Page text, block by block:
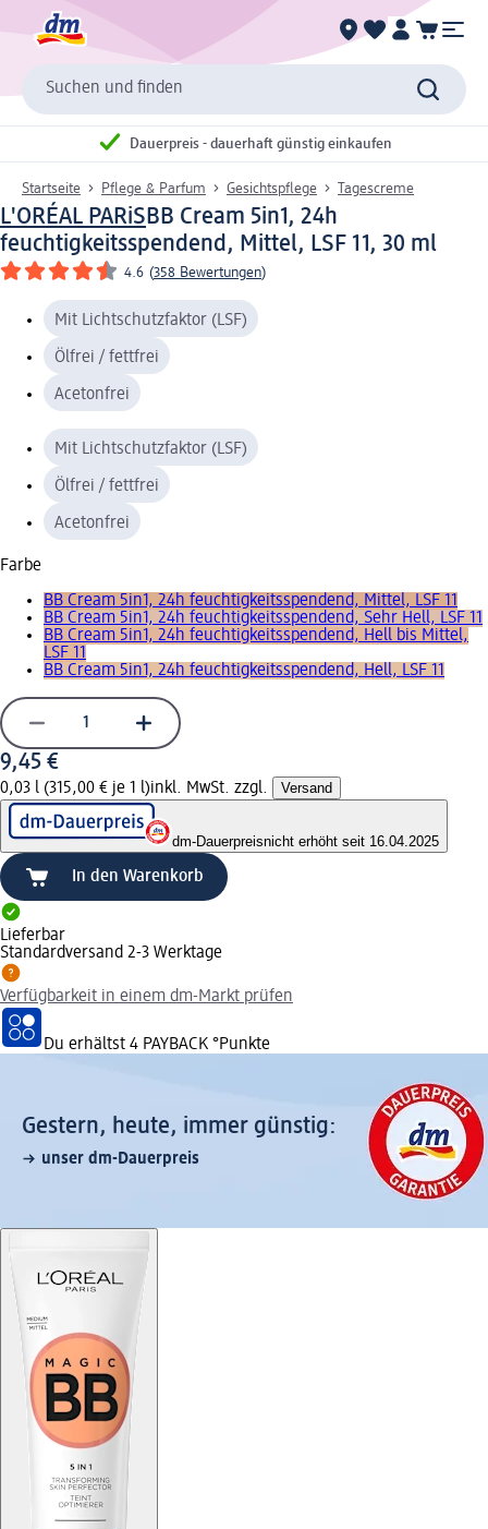
Suchen und finden
Dauerpreis - dauerhaft günstig einkaufen
Startseite Pflege & Parfum Gesichtspflege Tagescreme
L'ORÉAL PARiSBB Cream 5in1, 24h
feuchtigkeitsspendend, Mittel, LSF 11, 30 ml
4.6 (358 Bewertungen)
Mit Lichtschutzfaktor (LSF)
Ölfrei / fettfrei
Acetonfrei
Mit Lichtschutzfaktor (LSF)
Ölfrei / fettfrei
Acetonfrei
Farbe
BB Cream 5in1, 24h feuchtigkeitsspendend, Mittel, LSF 11
BB Cream 5in1, 24h feuchtigkeitsspendend, Sehr Hell, LSF 11
BB Cream 5in1, 24h feuchtigkeitsspendend, Hell bis Mittel,
LSF 11
BB Cream 5in1, 24h feuchtigkeitsspendend, Hell, LSF 11
9,45 €
0,03 l (315,00 € je 1 l)inkl. MwSt. zzgl. Versand
dm-Dauerpreisnicht erhöht seit 16.04.2025
In den Warenkorb
Lieferbar
Standardversand 2-3 Werktage
Verfügbarkeit in einem dm-Markt prüfen
Du erhältst 4 PAYBACK °Punkte
Gestern, heute, immer günstig:
unser dm-Dauerpreis